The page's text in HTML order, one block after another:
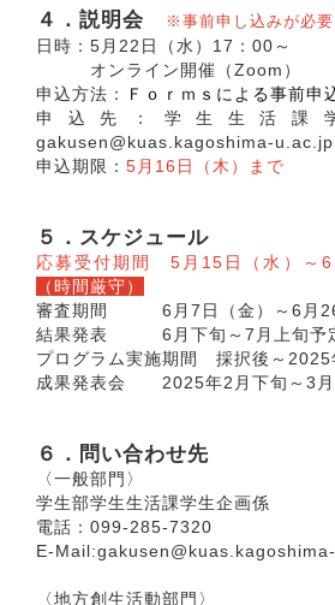
４．説明会 ※事前申し込みが必要
日時：5月22日（水）17：00～
オンライン開催（Zoom）
申込方法：
Ｆｏｒｍｓによる事前申
申込先：学生生活
gakusen@kuas.kagoshima-u.ac.jp
申込期限： 5月16日（木）まで
５．スケジュール
応募受付期間 5月15日（水）～
（時間厳守）
審査期間 6月7日（金）～6月26
結果発表 6月下旬～7月上旬予
プログラム実施期間 採択後～2025
成果発表会 2025年2月下旬～3月
６．問い合わせ先
〈一般部門〉
学生部学生生活課学生企画係
電話：099-285-7320
E-
〈地方創生活動部門〉